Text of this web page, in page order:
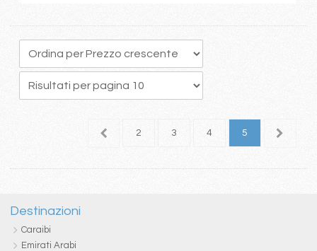
1 2 3 4 5
Destinazioni
Caraibi
Emirati Arabi